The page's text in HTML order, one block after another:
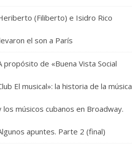
(Filiberto) e Isidro Rico
el son a París
propósito de «Buena Vista Social
El musical»: la historia de la música
los músicos cubanos en Broadway.
apuntes. Parte 2 (final)